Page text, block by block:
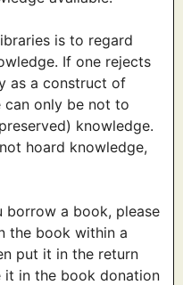
is to regard
If one rejects
as a construct of
can only be not to
knowledge.
hoard knowledge,
borrow a book, please
the book within a
put it in the return
it in the book donation